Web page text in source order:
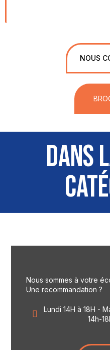
NOUS
DANS
Nous sommes à votre
Une recommandation ?
Lundi 14H à 18H -
14h-